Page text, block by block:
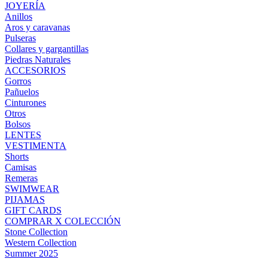
JOYERÍA
Anillos
Aros y caravanas
Pulseras
Collares y gargantillas
Piedras Naturales
ACCESORIOS
Gorros
Pañuelos
Cinturones
Otros
Bolsos
LENTES
VESTIMENTA
Shorts
Camisas
Remeras
SWIMWEAR
PIJAMAS
GIFT CARDS
COMPRAR X COLECCIÓN
Stone Collection
Western Collection
Summer 2025